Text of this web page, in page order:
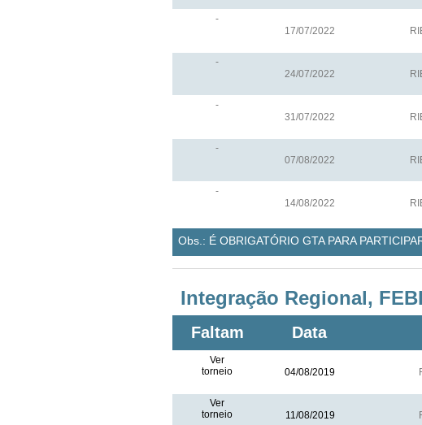
-
17/07/2022
-
24/07/2022
-
31/07/2022
-
07/08/2022
-
14/08/2022
Obs.: É OBRIGATÓRIO GTA PARA
Integração Regional,
Faltam Data
Ver
torneio
04/08/2019
Ver
torneio
11/08/2019